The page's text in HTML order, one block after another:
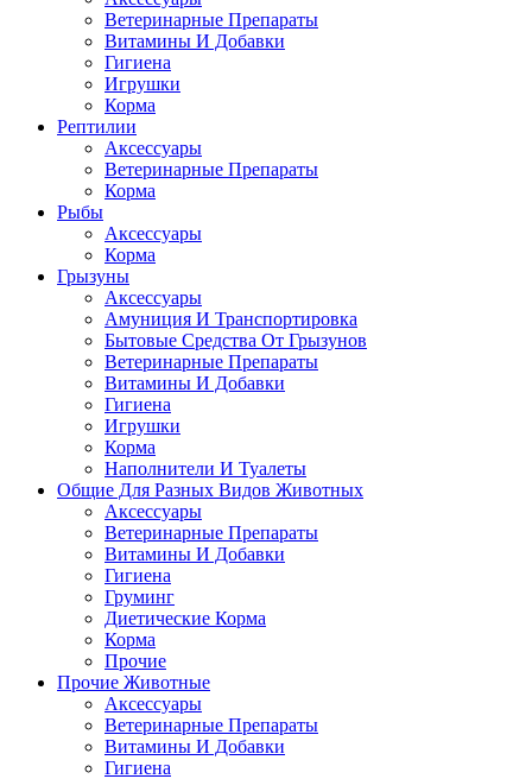
Ветеринарные Препараты
Витамины И Добавки
Гигиена
Игрушки
Корма
Рептилии
Аксессуары
Ветеринарные Препараты
Корма
Рыбы
Аксессуары
Корма
Грызуны
Аксессуары
Амуниция И Транспортировка
Бытовые Средства От Грызунов
Ветеринарные Препараты
Витамины И Добавки
Гигиена
Игрушки
Корма
Наполнители И Туалеты
Общие Для Разных Видов Животных
Аксессуары
Ветеринарные Препараты
Витамины И Добавки
Гигиена
Груминг
Диетические Корма
Корма
Прочие
Прочие Животные
Аксессуары
Ветеринарные Препараты
Витамины И Добавки
Гигиена